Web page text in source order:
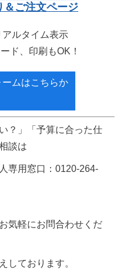
＆ご注文ページ
ルタイム表示
ド、印刷もOK！
ムはこちらか
？」「予算に合った仕
談は
専用窓口：0120-264-
気軽にお問合わせくだ
しております。